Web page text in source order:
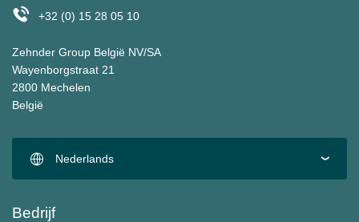
+32 (0) 15 28 05 10
Zehnder Group België NV/SA
Wayenborgstraat 21
2800 Mechelen
België
Nederlands
Bedrijf